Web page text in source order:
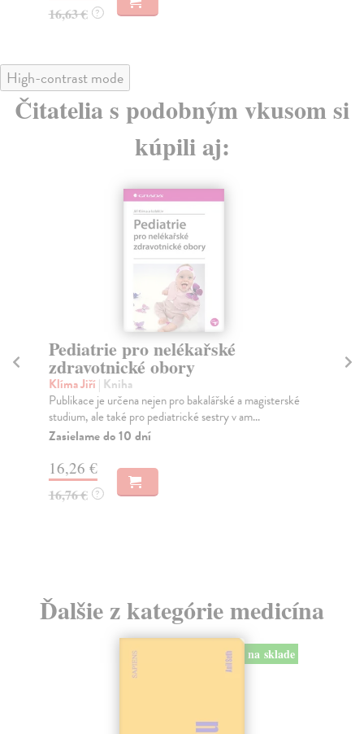
16,63 € ?
High-contrast mode
Čitatelia s podobným vkusom si
kúpili aj:
Pediatrie pro nelékařské
zdravotnické obory
Klíma Jiří | Kniha
Publikace je určena nejen pro bakalářské a magisterské
studium, ale také pro pediatrické sestry v am...
Zasielame do 10 dní
16,26 €
16,76 € ?
Ďalšie z kategórie medicína
na sklade